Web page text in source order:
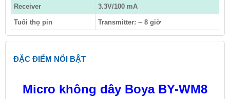
Receiver 3.3V/100 mA
Tuổi thọ pin Transmitter: ~ 8 giờ
ĐẶC ĐIỂM NỔI BẬT
Micro không dây Boya BY-WM8